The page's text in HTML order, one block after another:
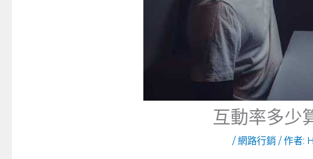
互動率多少
/網路行銷 / 作者: